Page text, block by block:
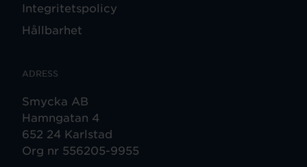
Integritetspolicy
Hållbarhet
ADRESS
Smycka AB
Hamngatan 4
652 24 Karlstad
Org nr 556205-9955